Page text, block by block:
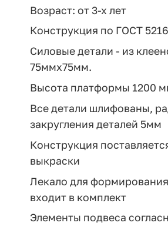
Возраст: от 3-х лет
Конструкция по ГОСТ
Силовые детали - из
75ммх75мм.
Высота платформы 1200
Все детали шлифованы,
закругления деталей 5мм
Конструкция
выкраски
Лекало для
входит в комплект
Элементы подвеса